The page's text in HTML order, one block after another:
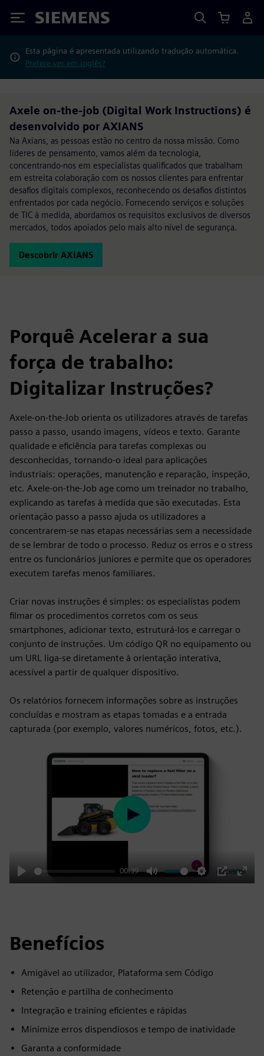
Siemens
Esta página é apresentada utilizando tradução automática.
Prefere ver em inglês?
Axele on-the-job (Digital Work Instructions) é
desenvolvido por AXIANS
Na Axians, as pessoas estão no centro da nossa missão. Como
líderes de pensamento, vamos além da tecnologia,
concentrando-nos em especialistas qualificados que trabalham
em estreita colaboração com os nossos clientes para enfrentar
desafios digitais complexos, reconhecendo os desafios distintos
enfrentados por cada negócio. Fornecendo serviços e soluções
de TIC à medida, abordamos os requisitos exclusivos de diversos
mercados, todos apoiados pelo mais alto nível de segurança.
Descobrir AXIANS
Porquê Acelerar a sua
força de trabalho:
Digitalizar Instruções?
Axele-on-the-Job orienta os utilizadores através de tarefas
passo a passo, usando imagens, vídeos e texto. Garante
qualidade e eficiência para tarefas complexas ou
desconhecidas, tornando-o ideal para aplicações
industriais: operações, manutenção e reparação, inspeção,
etc. Axele-on-the-Job age como um treinador no trabalho,
explicando as tarefas à medida que são executadas. Esta
orientação passo a passo ajuda os utilizadores a
concentrarem-se nas etapas necessárias sem a necessidade
de se lembrar de todo o processo. Reduz os erros e o stress
entre os funcionários juniores e permite que os operadores
executem tarefas menos familiares.
Criar novas instruções é simples: os especialistas podem
filmar os procedimentos corretos com os seus
smartphones, adicionar texto, estruturá-los e carregar o
conjunto de instruções. Um código QR no equipamento ou
um URL liga-se diretamente à orientação interativa,
acessível a partir de qualquer dispositivo.
Os relatórios fornecem informações sobre as instruções
concluídas e mostram as etapas tomadas e a entrada
capturada (por exemplo, valores numéricos, fotos, etc.).
Play
00:39
Mute Settings
PIP
Enter
Play
Benefícios
Amigável ao utilizador, Plataforma sem Código
Retenção e partilha de conhecimento
Integração e training eficientes e rápidas
Minimize erros dispendiosos e tempo de inatividade
Garanta a conformidade